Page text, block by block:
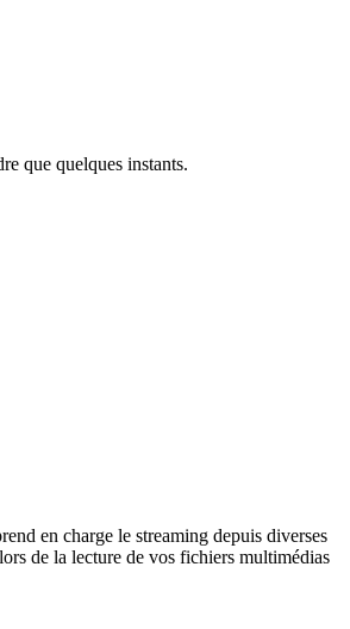
que quelques instants.
en charge le streaming depuis diverses
de la lecture de vos fichiers multimédias